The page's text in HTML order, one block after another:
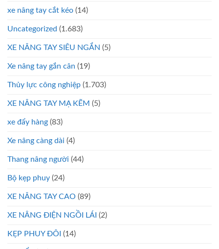
xe nâng tay cắt kéo (14)
Uncategorized (1.683)
XE NÂNG TAY SIÊU NGẮN (5)
Xe nâng tay gắn cân (19)
Thủy lực công nghiệp (1.703)
XE NÂNG TAY MẠ KẼM (5)
xe đẩy hàng (83)
Xe nâng càng dài (4)
Thang nâng người (44)
Bộ kẹp phuy (24)
XE NÂNG TAY CAO (89)
XE NÂNG ĐIỆN NGỒI LÁI (2)
KẸP PHUY ĐÔI (14)